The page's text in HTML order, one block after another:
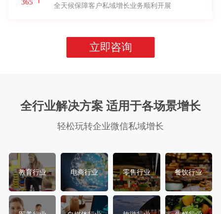
全天候保障客户私域增长业务顺利开展
立即咨询
全行业解决方案 适用于各场景增长
轻松玩转企业微信私域增长
教育行业 电商行业 零售行业 餐饮行业